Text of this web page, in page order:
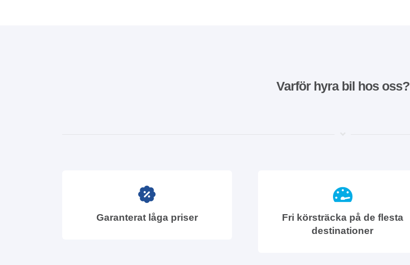
Varför hyra bil hos oss?
Garanterat låga priser
Fri körsträcka på de flesta
destinationer